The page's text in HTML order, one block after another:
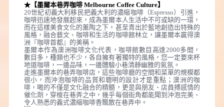
★【墨爾本巷弄咖啡 Melbourne Coffee Culture】
20世紀初義大利移民把義大利的濃縮咖啡（Espresso）引進，
咖啡迅速地發展起來，成為墨爾本人生活中不可或缺的一環，
而在這樣美食文化的薰陶之下，甚至青出於藍地創造出特殊的
風格，融合藝文、咖啡和生活的咖啡館林立，讓墨爾本贏得澳
洲『咖啡首都』的美稱。
墨爾本作為澳洲咖啡文化代表，咖啡館數目高達2000多間，
數目多，種類也不少，各自擁有著獨特的風格，您一定要來杯
地道咖啡，一邊品味，一邊體驗小巷清靜幽雅的氣氛。
走進墨爾本的巷弄咖啡店，這些咖啡廳的空間和菜單的規模都
很小，而沖泡咖啡的品質和聰明的設計才是重點；澳洲的咖
啡，喝的不僅是文化融合的精髓，更是與朋友、店員搏感情的
催化劑，穿梭在巷弄之中，幾乎每個街角都能聞到沖泡完美、
令人熟悉的義式濃縮咖啡香飄散在巷弄中 。